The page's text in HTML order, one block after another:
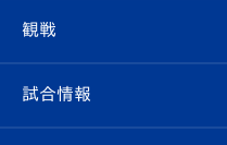
クラブ
試合情報
クラブ概要
観戦
観戦ルール
試合情報